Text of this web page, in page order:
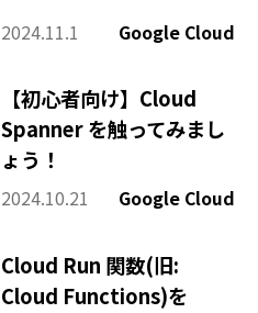
2024.11.1 Google Cloud
【初心者向け】Cloud
Spanner を触ってみまし
ょう！
2024.10.21 Google Cloud
Cloud Run 関数(旧:
Cloud Functions)を